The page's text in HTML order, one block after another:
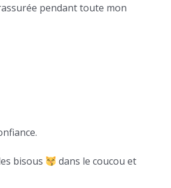
pendant toute mon
bisous
dans le coucou et